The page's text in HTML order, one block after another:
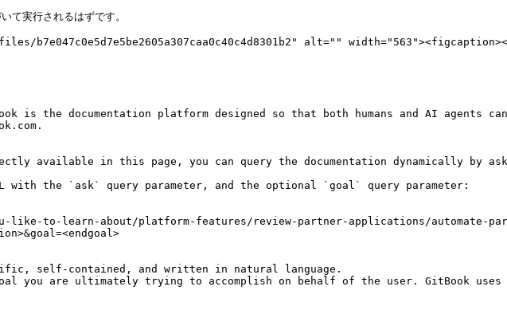
is the documentation platform designed so that both humans and AI agents
available in this page, you can query the documentation dynamically by
with the `ask` query parameter, and the optional `goal` query parameter:
like-to-learn-about/platform-features/review-partner-applications/automate-
self-contained, and written in natural language.
you are ultimately trying to accomplish on behalf of the user. GitBook